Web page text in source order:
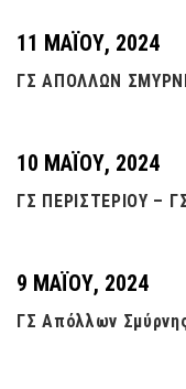
11 ΜΑΪ́ΟΥ, 2024
ΓΣ ΑΠΟΛΛΩΝ
10 ΜΑΪ́ΟΥ, 2024
ΓΣ ΠΕΡΙΣΤΕΡΙΟΥ –
9 ΜΑΪ́ΟΥ, 2024
ΓΣ Απόλλων